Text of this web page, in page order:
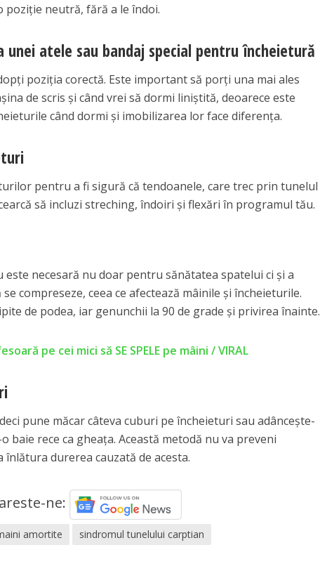
neutră, fără a le îndoi.
atele sau bandaj special pentru încheietură
poziția corectă. Este important să porți una mai ales
de scris și când vrei să dormi liniștită, deoarece este
când dormi și imobilizarea lor face diferența.
pentru a fi sigură că tendoanele, care trec prin tunelul
să incluzi streching, îndoiri și flexări în programul tău.
necesară nu doar pentru sănătatea spatelui ci și a
compreseze, ceea ce afectează mâinile și încheieturile.
de podea, iar genunchii la 90 de grade și privirea înainte.
pe cei mici să SE SPELE pe mâini / VIRAL
pune măcar câteva cuburi pe încheieturi sau adâncește-
baie rece ca gheața. Această metodă nu va preveni
durerea cauzată de acesta.
ne:
amortite sindromul tunelului carptian